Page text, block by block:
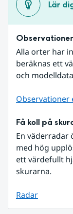
Lär
Alla orter har
beräknas ett
och
Observationer
Få koll på
En väderradar
med hög
ett värdefullt
skurarna.
Radar